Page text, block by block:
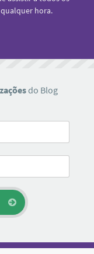
hora.
do Blog